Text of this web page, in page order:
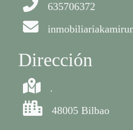
635706372
Dirección
.
48005 Bilbao